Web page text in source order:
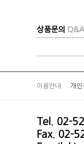
상품문의
이용안내 개인
Tel. 02-
Fax. 02-